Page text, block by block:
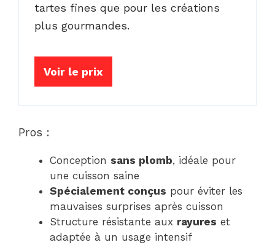
tartes fines que pour les créations
plus gourmandes.
Voir le prix
Pros :
Conception sans plomb, idéale pour
une cuisson saine
Spécialement conçus pour éviter les
mauvaises surprises après cuisson
Structure résistante aux rayures et
adaptée à un usage intensif